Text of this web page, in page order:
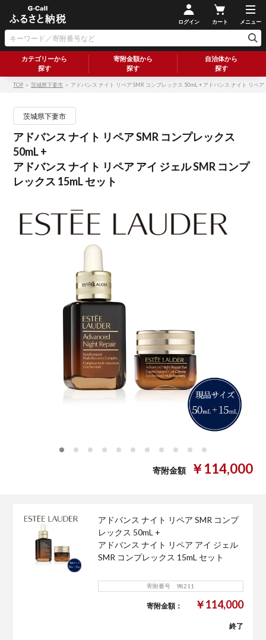
ログイン カート メニュー
カテゴリーから
探す
寄附金額から
探す
自治体から
探す
TOP ＞茨城県下妻市 ＞ アドバンス ナイト リペア SMR コンプレックス 50mL + アドバンス ナイト リペ
茨城県下妻市
アドバンス ナイト リペア SMR コンプレックス
50mL +
アドバンス ナイト リペア アイ ジェル SMR コンプ
レックス 15mL セット
寄附金額 ￥114,000
アドバンス ナイト リペア SMR コンプ
レックス 50mL +
アドバンス ナイト リペア アイ ジェル
SMR コンプレックス 15mL セット
寄附番号 98211
寄附金額： ￥114,000
終了